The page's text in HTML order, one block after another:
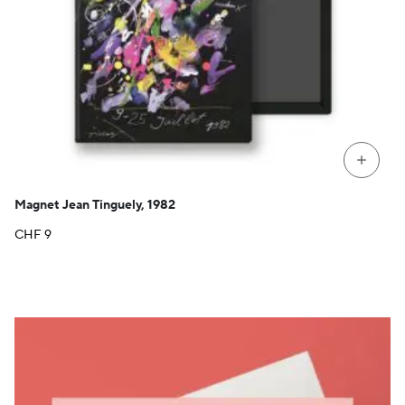
+
Magnet Jean Tinguely, 1982
CHF9